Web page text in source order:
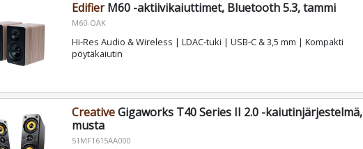
EdifierM60 -aktiivikaiuttimet, Bluetooth 5.3, tammi
M60-OAK
Hi‑Res Audio & Wireless | LDAC‑tuki | USB‑C & 3,5 mm | Kompakti
pöytäkaiutin
CreativeGigaworks T40 Series II 2.0 -kaiutinjärjestelmä,
musta
51MF1615AA000